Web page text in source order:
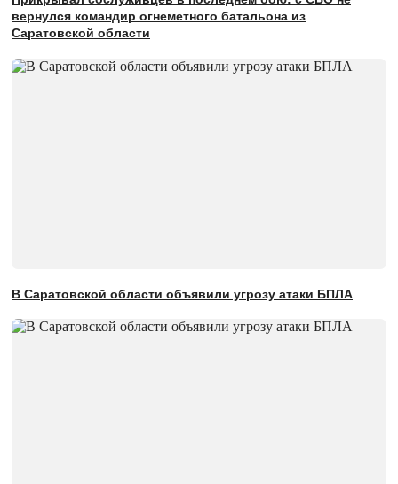
вернулся командир огнеметного батальона из
Саратовской области
В Саратовской области объявили угрозу атаки БПЛА